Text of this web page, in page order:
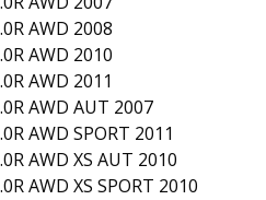
AWD 2008
AWD 2010
AWD 2011
AWD AUT 2007
AWD SPORT 2011
AWD XS AUT 2010
AWD XS SPORT 2010